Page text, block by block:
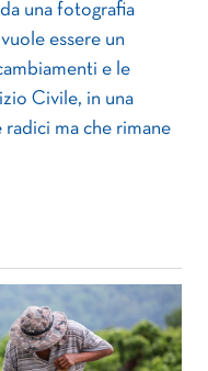
una fotografia
essere un
e le
Civile, in una
ma che rimane